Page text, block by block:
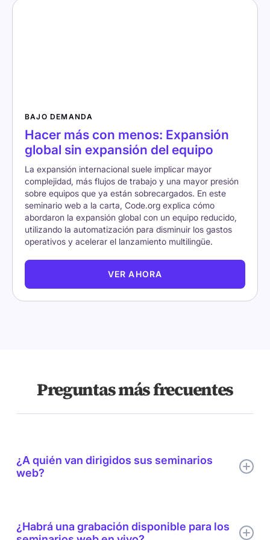
BAJO DEMANDA
Hacer más con menos: Expansión
global sin expansión del equipo
La expansión internacional suele implicar mayor
complejidad, más flujos de trabajo y una mayor presión
sobre equipos que ya están sobrecargados. En este
seminario web a la carta, Code.org explica cómo
abordaron la expansión global con un equipo reducido,
utilizando la automatización para disminuir los gastos
operativos y acelerar el lanzamiento multilingüe.
VER AHORA
Preguntas más frecuentes
¿A quién van dirigidos sus seminarios
web?
cualquier persona responsable de expandir el alcance global
¿Habrá una grabación disponible para los